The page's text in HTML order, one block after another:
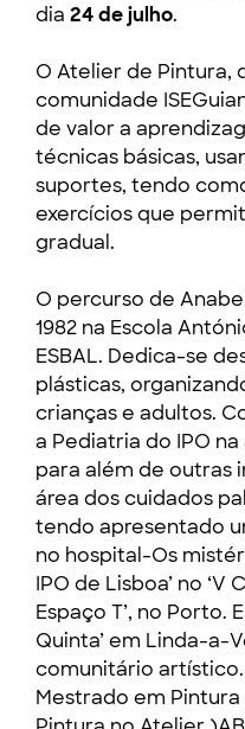
dia 24 de julho.
O Atelier de Pintura,
comunidade
de valor a
técnicas básicas,
suportes, tendo
exercícios que
gradual.
O percurso de
1982 na Escola
ESBAL. Dedica-se
plásticas,
crianças e adultos.
a Pediatria do IPO
para além de outras
área dos cuidados
tendo apresentado
no hospital-Os
IPO de Lisboa’ no
Espaço T’, no Porto.
Quinta’ em Linda-a-
comunitário
Mestrado em Pintura